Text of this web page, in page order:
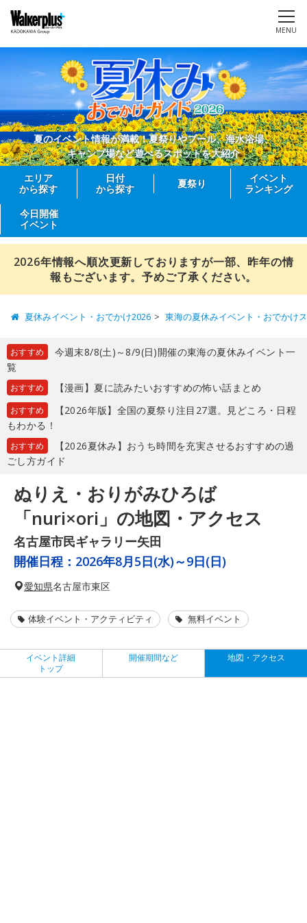
MENU
夏のイベント情報が満載！夏祭りやプール、海水浴場、
キャンプ場など遊べるスポットを大紹介
エリア
から探す
日付
から探す
夏祭り
イベント
ランキング
今日開催
イベント
2026年情報へ順次更新しておりますが一部、昨年の情
報もございます。予めご了承ください。
夏休みイベント・おでかけ2026 東海の夏休みイベント・おでかけ
おすすめ
今週末8/8(土)～8/9(日)開催の東海の夏休みイベント一
覧
おすすめ 【漫画】夏に読みたいおすすめの怖い話まとめ
おすすめ
【2026年版】全国の夏祭り注目27選。見どころ・日程
もわかる！
おすすめ
【2026夏休み】おうち時間を充実させるおすすめの過
ごし方ガイド
ぬりえ・おりがみひろば
「nuri×ori」の地図・アクセス
名古屋市民ギャラリー矢田
開催日程： 2026年8月5日(水)～9日(日)
愛知県名古屋市東区
体験イベント・アクティビティ 無料イベント
イベント詳細
トップ
開催期間など 地図・アクセス